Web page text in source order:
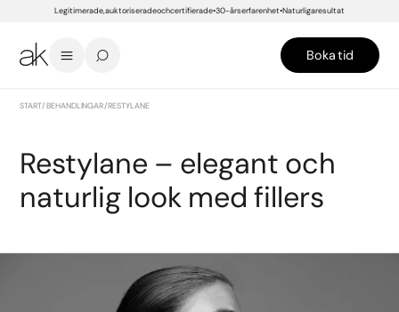
Legitimerade, auktoriserade och certifierade 30-års erfarenhet Naturliga resultat
Boka tid
START/BEHANDLINGAR/RESTYLANE
Restylane – elegant och
naturlig look med fillers